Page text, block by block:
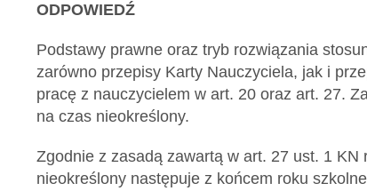
ODPOWIEDŹ
Podstawy prawne oraz tryb rozwiązania
zarówno przepisy Karty Nauczyciela, jak i
pracę z nauczycielem w art. 20 oraz art. 27.
na czas nieokreślony.
Zgodnie z zasadą zawartą w art. 27 ust. 1
nieokreślony następuje z końcem roku